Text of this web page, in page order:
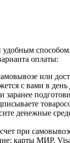
удобным
оплаты:
или
с вами в
заранее
денежные
при
карты МИР,